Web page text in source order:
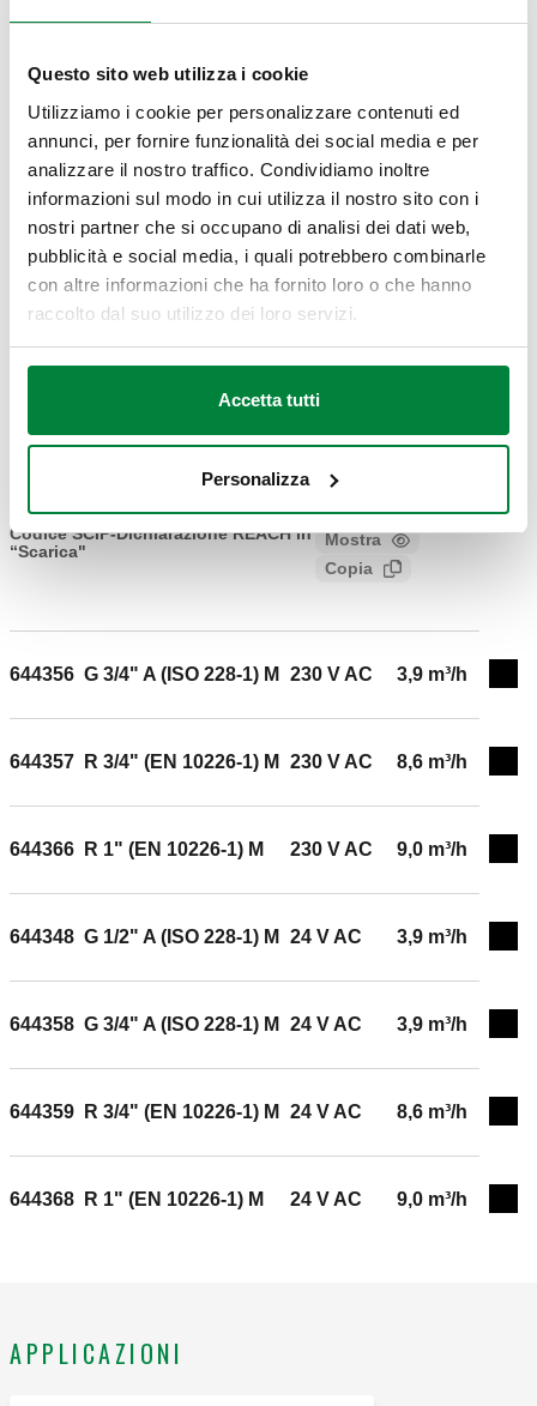
Questo sito web utilizza i cookie
Utilizziamo i cookie per personalizzare contenuti ed
annunci, per fornire funzionalità dei social media e per
analizzare il nostro traffico. Condividiamo inoltre
informazioni sul modo in cui utilizza il nostro sito con i
nostri partner che si occupano di analisi dei dati web,
pubblicità e social media, i quali potrebbero combinarle
con altre informazioni che ha fornito loro o che hanno
raccolto dal suo utilizzo dei loro servizi.
Accetta tutti
Personalizza
DISEGNI E SPECIFICHE
644346 G 1/2" A (ISO 228-1) M 230 V AC 3,9 m³/h
Modelli 3D
Capitolato Mostra Copia
motorizzata. Con microinterruttore ausiliario. Completa
di servomotore con comando a 3 punti. Attacco: G 1/2"
Alimentazione: 230 V AC. Grado di protezione: IP 54.
manovra: 10 s (rotazione 90°).
Codice SCIP-Dichiarazione REACH in
“Scarica"
Mostra
Copia
644356 G 3/4" A (ISO 228-1) M 230 V AC 3,9 m³/h
644357 R 3/4" (EN 10226-1) M 230 V AC 8,6 m³/h
644366 R 1" (EN 10226-1) M 230 V AC 9,0 m³/h
644348 G 1/2" A (ISO 228-1) M 24 V AC 3,9 m³/h
644358 G 3/4" A (ISO 228-1) M 24 V AC 3,9 m³/h
644359 R 3/4" (EN 10226-1) M 24 V AC 8,6 m³/h
644368 R 1" (EN 10226-1) M 24 V AC 9,0 m³/h
APPLICAZIONI